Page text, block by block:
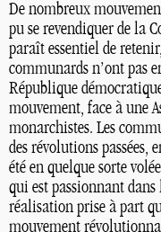
De nombreux
pu se revendiquer de la
paraît essentiel de
communards n’ont pas
République
mouvement, face à une
monarchistes. Les
des révolutions
été en quelque sorte
qui est passionnant dans
réalisation prise à part